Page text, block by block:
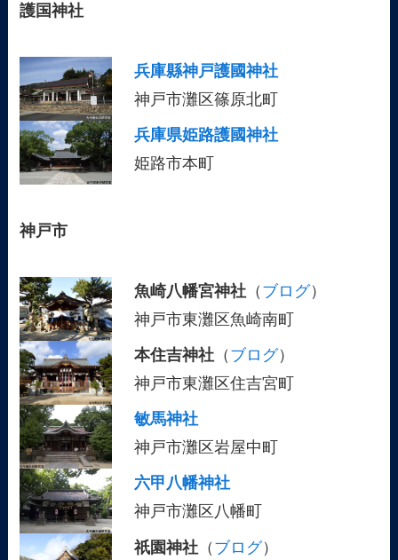
護国神社
兵庫縣神戸護國神社
神戸市灘区篠原北町
兵庫県姫路護國神社
姫路市本町
神戸市
魚崎八幡宮神社（ ブログ）
神戸市東灘区魚崎南町
本住吉神社（ ブログ）
神戸市東灘区住吉宮町
敏馬神社
神戸市灘区岩屋中町
六甲八幡神社
神戸市灘区八幡町
祇園神社（ ブログ）